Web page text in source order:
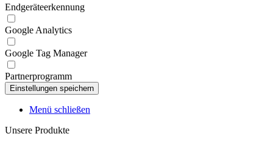
Endgeräteerkennung
Google Analytics
Google Tag Manager
Partnerprogramm
Menü schließen
Unsere Produkte